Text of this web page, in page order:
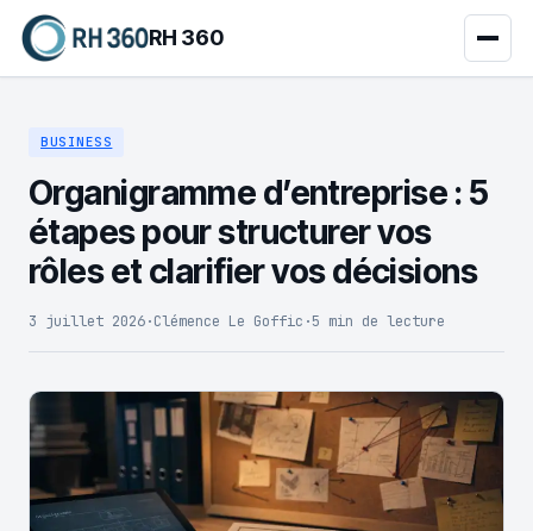
RH 360
BUSINESS
Organigramme d’entreprise : 5
étapes pour structurer vos
rôles et clarifier vos décisions
3 juillet 2026·Clémence Le Goffic ·5 min de lecture